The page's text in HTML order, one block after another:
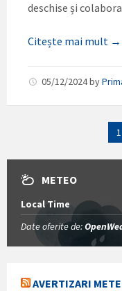
deschise și
Citește mai mult →
05/12/2024by
1
METEO
Local Time
Date oferite de:
AVERTIZARI